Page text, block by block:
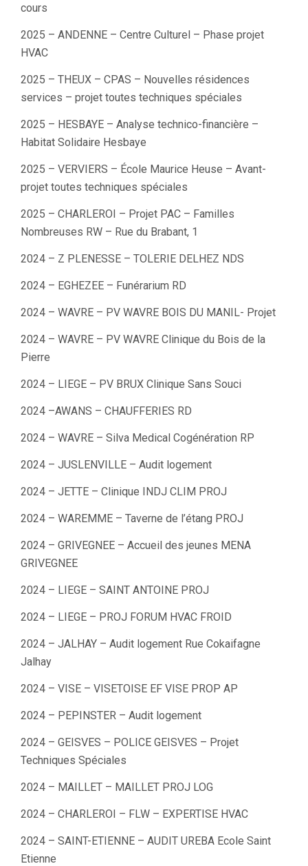
cours
2025 – ANDENNE – Centre Culturel – Phase projet
HVAC
2025 – THEUX – CPAS – Nouvelles résidences
services – projet toutes techniques spéciales
2025 – HESBAYE – Analyse technico-financière –
Habitat Solidaire Hesbaye
2025 – VERVIERS – École Maurice Heuse – Avant-
projet toutes techniques spéciales
2025 – CHARLEROI – Projet PAC – Familles
Nombreuses RW – Rue du Brabant, 1
2024 – Z PLENESSE – TOLERIE DELHEZ NDS
2024 – EGHEZEE – Funérarium RD
2024 – WAVRE – PV WAVRE BOIS DU MANIL- Projet
2024 – WAVRE – PV WAVRE Clinique du Bois de la
Pierre
2024 – LIEGE – PV BRUX Clinique Sans Souci
2024 –AWANS – CHAUFFERIES RD
2024 – WAVRE – Silva Medical Cogénération RP
2024 – JUSLENVILLE – Audit logement
2024 – JETTE – Clinique INDJ CLIM PROJ
2024 – WAREMME – Taverne de l’étang PROJ
2024 – GRIVEGNEE – Accueil des jeunes MENA
GRIVEGNEE
2024 – LIEGE – SAINT ANTOINE PROJ
2024 – LIEGE – PROJ FORUM HVAC FROID
2024 – JALHAY – Audit logement Rue Cokaifagne
Jalhay
2024 – VISE – VISETOISE EF VISE PROP AP
2024 – PEPINSTER – Audit logement
2024 – GEISVES – POLICE GEISVES – Projet
Techniques Spéciales
2024 – MAILLET – MAILLET PROJ LOG
2024 – CHARLEROI – FLW – EXPERTISE HVAC
2024 – SAINT-ETIENNE – AUDIT UREBA Ecole Saint
Etienne